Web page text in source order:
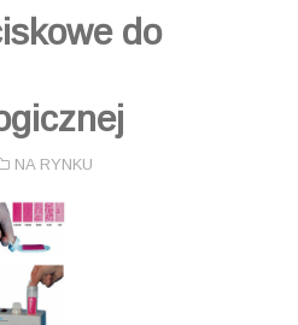
do
NA RYNKU